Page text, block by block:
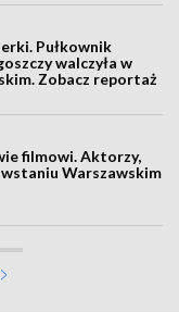
Pułkownik
walczyła w
Zobacz reportaż
filmowi. Aktorzy,
Warszawskim